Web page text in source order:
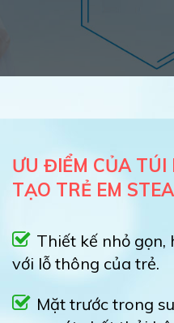
ƯU ĐIỂM CỦA
TẠO TRẺ EM
Thiết kế nhỏ
với lỗ thông của trẻ.
Mặt trước trong